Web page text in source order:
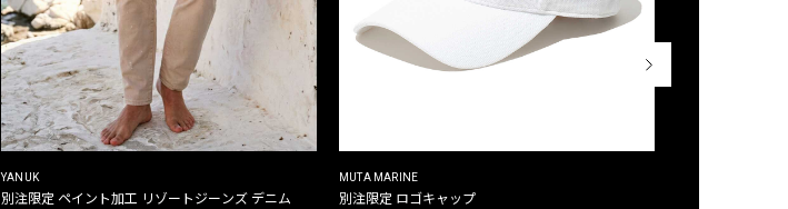
YANUK
別注限定 ペイント加工 リゾートジーンズ デニム
MUTA MARINE
別注限定 ロゴキャップ